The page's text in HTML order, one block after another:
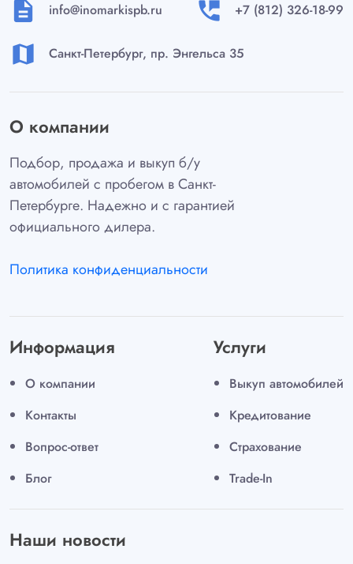
description info@inomarkispb.ru perm_phone_msg +7 (812) 326-18-99
map Санкт-Петербург, пр. Энгельса 35
О компании
Подбор, продажа и выкуп б/у
автомобилей с пробегом в Санкт-
Петербурге. Надежно и с гарантией
официального дилера.
Политика конфиденциальности
Информация
О компании
Контакты
Вопрос-ответ
Блог
Услуги
Выкуп автомобилей
Кредитование
Страхование
Trade-In
Наши новости